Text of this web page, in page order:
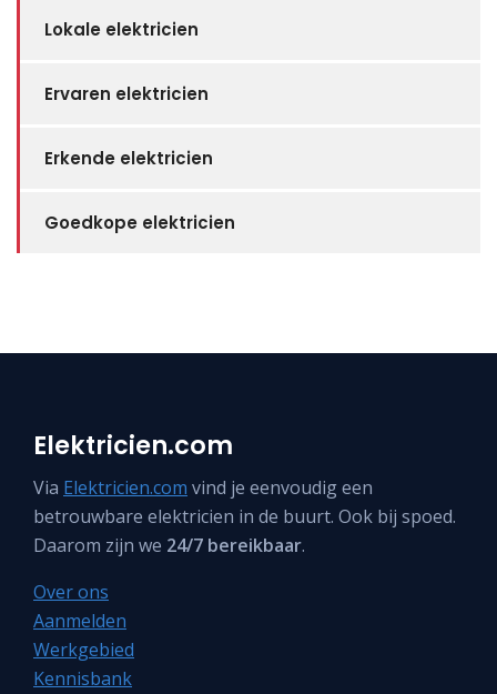
Lokale elektricien
Ervaren elektricien
Erkende elektricien
Goedkope elektricien
Elektricien.com
Via Elektricien.com vind je eenvoudig een
betrouwbare elektricien in de buurt. Ook bij spoed.
Daarom zijn we 24/7 bereikbaar.
Over ons
Aanmelden
Werkgebied
Kennisbank